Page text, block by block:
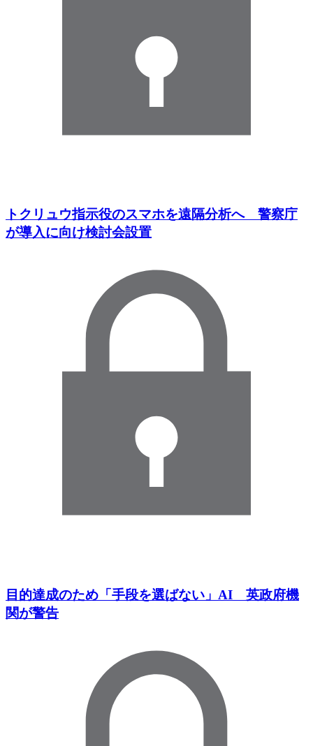
トクリュウ指示役のスマホを遠隔分析へ 警察庁
が導入に向け検討会設置
目的達成のため「手段を選ばない」AI 英政府機
関が警告